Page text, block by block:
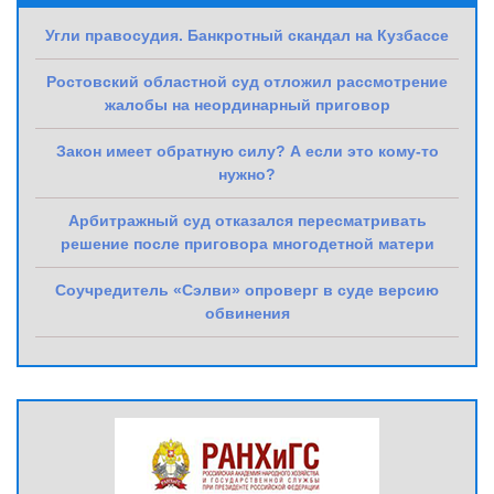
Угли правосудия. Банкротный скандал на Кузбассе
Ростовский областной суд отложил рассмотрение
жалобы на неординарный приговор
Закон имеет обратную силу? А если это кому-то
нужно?
Арбитражный суд отказался пересматривать
решение после приговора многодетной матери
Соучредитель «Сэлви» опроверг в суде версию
обвинения